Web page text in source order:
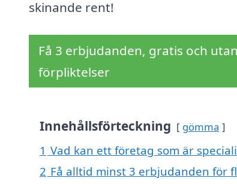
skinande rent!
Få 3 erbjudanden, gratis och utan
förpliktelser
Innehållsförteckning gömma
1 Vad kan ett företag som är
2 Få alltid minst 3 erbjudanden för